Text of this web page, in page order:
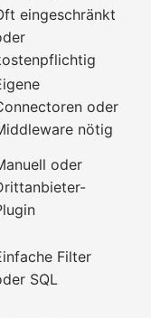
eingeschränkt
oder
nötig
oder
Filter
SQL